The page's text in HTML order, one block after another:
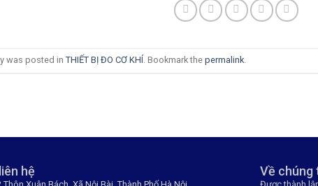
was posted in THIẾT BỊ ĐO CƠ KHÍ . Bookmark the permalink
hệ Về chúng